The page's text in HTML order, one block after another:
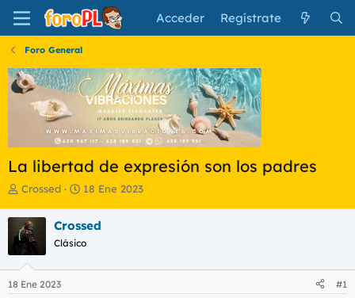
Acceder Regístrate
Foro General
La libertad de expresión son los padres
I
i
c
i
a
d
o
Crossed
F
h
a
e
18 Ene 2023
Crossed
Clásico
18 Ene 2023 #1